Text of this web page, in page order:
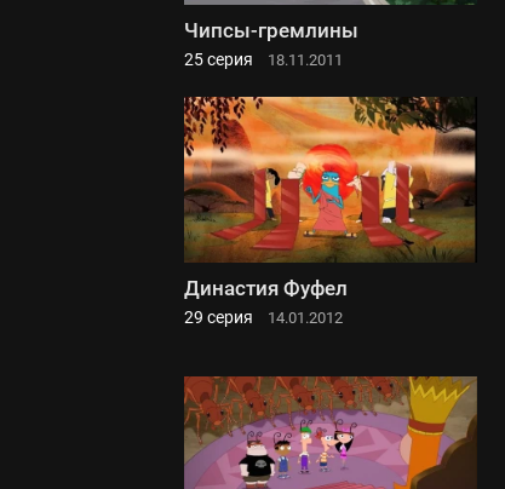
Чипсы-гремлины
25 серия 18.11.2011
Династия Фуфел
29 серия 14.01.2012